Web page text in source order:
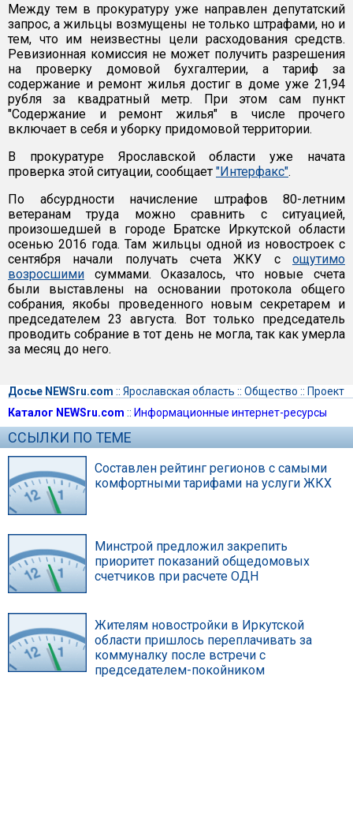
Между тем в прокуратуру уже направлен депутатский
запрос, а жильцы возмущены не только штрафами, но и
тем, что им неизвестны цели расходования средств.
Ревизионная комиссия не может получить разрешения
на проверку домовой бухгалтерии, а тариф за
содержание и ремонт жилья достиг в доме уже 21,94
рубля за квадратный метр. При этом сам пункт
"Содержание и ремонт жилья" в числе прочего
включает в себя и уборку придомовой территории.
В прокуратуре Ярославской области уже начата
проверка этой ситуации, сообщает "Интерфакс".
По абсурдности начисление штрафов 80-летним
ветеранам труда можно сравнить с ситуацией,
произошедшей в городе Братске Иркутской области
осенью 2016 года. Там жильцы одной из новостроек с
сентября начали получать счета ЖКУ с ощутимо
возросшими суммами. Оказалось, что новые счета
были выставлены на основании протокола общего
собрания, якобы проведенного новым секретарем и
председателем 23 августа. Вот только председатель
проводить собрание в тот день не могла, так как умерла
за месяц до него.
Досье NEWSru.com :: Ярославская область :: Общество :: Проект
Каталог NEWSru.com :: Информационные интернет-ресурсы
ССЫЛКИ ПО ТЕМЕ
Составлен рейтинг регионов с самыми
комфортными тарифами на услуги ЖКХ
Минстрой предложил закрепить
приоритет показаний общедомовых
счетчиков при расчете ОДН
Жителям новостройки в Иркутской
области пришлось переплачивать за
коммуналку после встречи с
председателем-покойником